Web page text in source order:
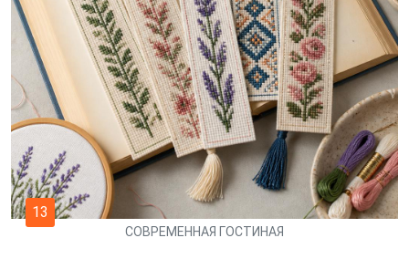
13
СОВРЕМЕННАЯ ГОСТИНАЯ